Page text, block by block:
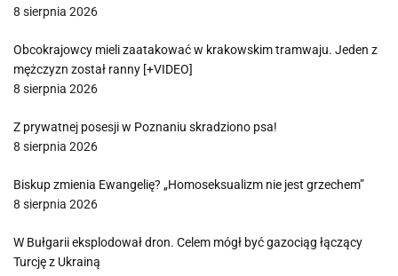
8 sierpnia 2026
Obcokrajowcy mieli zaatakować w krakowskim tramwaju. Jeden z
mężczyzn został ranny [+VIDEO]
8 sierpnia 2026
Z prywatnej posesji w Poznaniu skradziono psa!
8 sierpnia 2026
Biskup zmienia Ewangelię? „Homoseksualizm nie jest grzechem”
8 sierpnia 2026
W Bułgarii eksplodował dron. Celem mógł być gazociąg łączący
Turcję z Ukrainą